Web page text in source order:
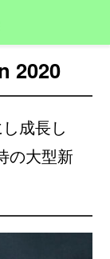
2020
成長し
の大型新